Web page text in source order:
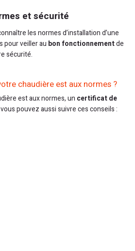
et sécurité
les normes d’installation d’une
pour veiller au bon fonctionnementde
sécurité.
chaudière est aux normes ?
est aux normes, un certificat de
pouvez aussi suivre ces conseils :